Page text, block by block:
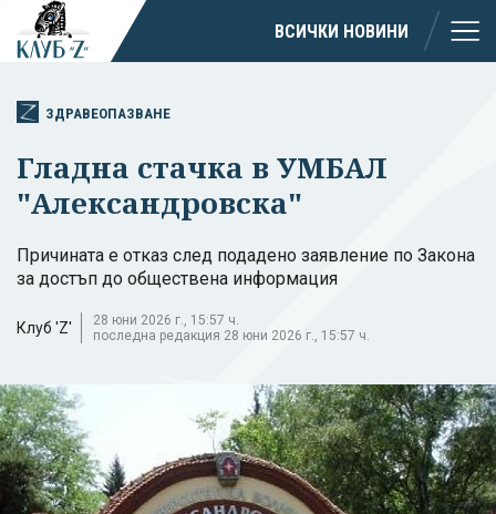
ВСИЧКИ НОВИНИ
ЗДРАВЕОПАЗВАНЕ
Гладна стачка в УМБАЛ
"Александровска"
Причината е отказ след подадено заявление по Закона
за достъп до обществена информация
Клуб 'Z'
28 юни 2026 г., 15:57 ч.
последна редакция 28 юни 2026 г., 15:57 ч.